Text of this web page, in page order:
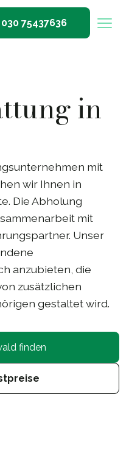
030 75437636
in
mit
wir Ihnen in
Die Abholung
mit
Unser
anzubieten, die
zusätzlichen
gestaltet wird.
finden